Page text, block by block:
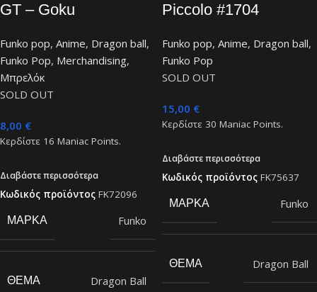
GT – Goku
Funko pop, Anime, Dragon ball,
Funko Pop, Merchandising,
Μπρελόκ
SOLD OUT
8,00 €
Κερδίστε 16 Maniac Points.
Διαβάστε περισσότερα
Κωδικός προϊόντος FK72096
ΜΆΡΚΑ Funko
ΘΈΜΑ Dragon Ball
Piccolo #1704
Funko pop, Anime, Dragon ball,
Funko Pop
SOLD OUT
15,00 €
Κερδίστε 30 Maniac Points.
Διαβάστε περισσότερα
Κωδικός προϊόντος FK75637
ΜΆΡΚΑ Funko
ΘΈΜΑ Dragon Ball